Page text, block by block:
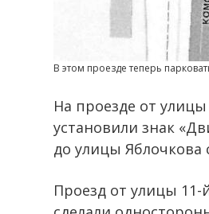
В этом проезде теперь
На проезде от
установили знак
до улицы Яблочкова
Проезд от улицы